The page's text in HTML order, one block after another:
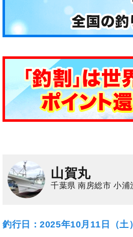
山賀丸
千葉県 南房総市 小浦
釣行日：2025年10月11日（土